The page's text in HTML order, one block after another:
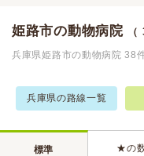
姫路市の動物病院 （
兵庫県姫路市の動物病院 38
兵庫県の路線一覧
標準 ★の